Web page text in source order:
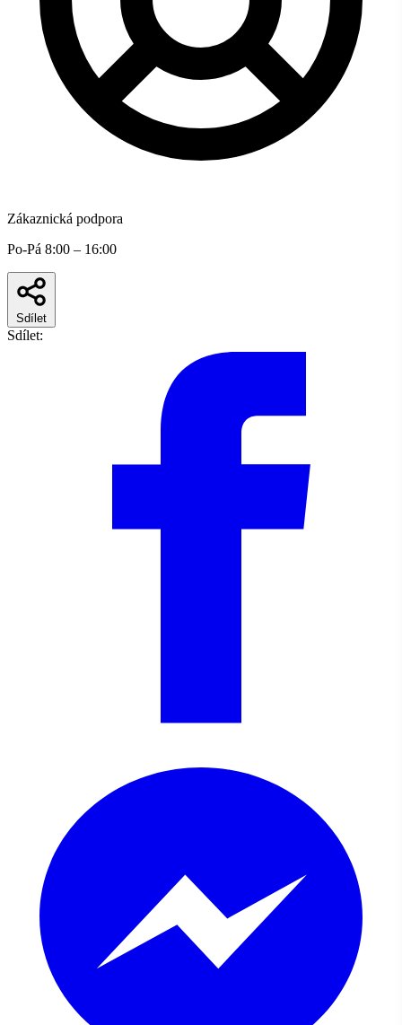
Zákaznická podpora
Po-Pá 8:00 – 16:00
Sdílet
Sdílet: